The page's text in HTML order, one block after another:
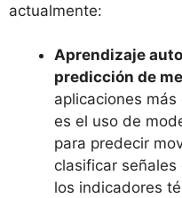
actualmente:
Aprendizaje
predicción de
aplicaciones
es el uso de
para predecir
clasificar
los indicadores